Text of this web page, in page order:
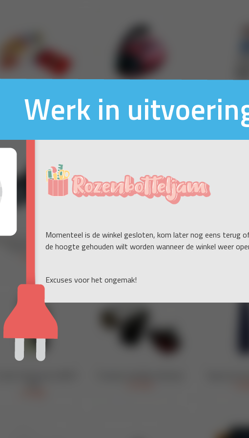
Werk in
Momenteel is de winkel gesloten, kom later nog eens terug
de hoogte gehouden wilt worden wanneer de winkel weer
Excuses voor het ongemak!